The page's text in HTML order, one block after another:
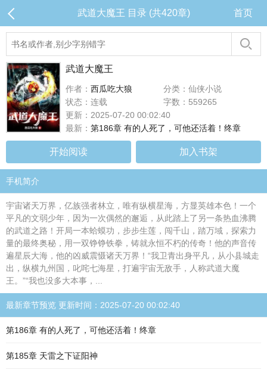
武道大魔王 目录 (共420章) 首页
武道大魔王
作者： 西瓜吃大狼
分类：仙侠小说
状态：连载
字数：559265
更新：2025-07-20 00:02:40
最新： 第186章 有的人死了，可他还活着！终章
开始阅读 加入书架
手机简介
宇宙诸天万界，亿族强者林立，唯有纵横星海，方显英雄本色！一个
平凡的文弱少年，因为一次偶然的邂逅，从此踏上了另一条热血沸腾
的武道之路！开局一本蛤蟆功，步步生莲，闯千山，踏万域，探索力
量的最终奥秘，用一双铮铮铁拳，铸就永恒不朽的传奇！他的声音传
遍星辰大海，他的凶威震慑诸天万界！“我卫青出身平凡，从小县城走
出，纵横九州国，叱咤七海星，打遍宇宙无敌手，人称武道大魔
王。”“我也没多大本事，...
最新章节预览 更新时间：2025-07-20 00:02:40
第186章 有的人死了，可他还活着！终章
第185章 天雷之下证阳神